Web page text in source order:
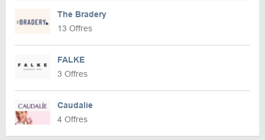
The Bradery
13 Offres
FALKE
3 Offres
Caudalie
4 Offres